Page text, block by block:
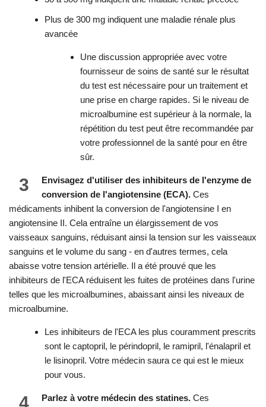
Plus de 300 mg indiquent une maladie rénale plus
avancée
Une discussion appropriée avec votre
fournisseur de soins de santé sur le résultat
du test est nécessaire pour un traitement et
une prise en charge rapides. Si le niveau de
microalbumine est supérieur à la normale, la
répétition du test peut être recommandée par
votre professionnel de la santé pour en être
sûr.
3
Envisagez d'utiliser des inhibiteurs de l'enzyme de
conversion de l'angiotensine (ECA). Ces
médicaments inhibent la conversion de l'angiotensine I en
angiotensine II. Cela entraîne un élargissement de vos
vaisseaux sanguins, réduisant ainsi la tension sur les vaisseaux
sanguins et le volume du sang - en d'autres termes, cela
abaisse votre tension artérielle. Il a été prouvé que les
inhibiteurs de l'ECA réduisent les fuites de protéines dans l'urine
telles que les microalbumines, abaissant ainsi les niveaux de
microalbumine.
Les inhibiteurs de l'ECA les plus couramment prescrits
sont le captopril, le périndopril, le ramipril, l'énalapril et
le lisinopril. Votre médecin saura ce qui est le mieux
pour vous.
4 Parlez à votre médecin des statines. Ces